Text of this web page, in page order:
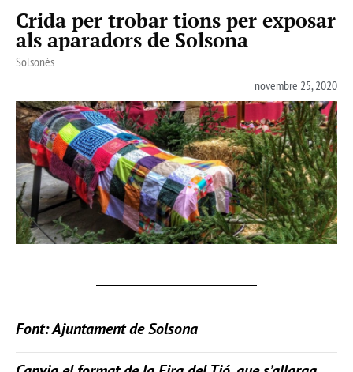
Crida per trobar tions per exposar
als aparadors de Solsona
Solsonès
novembre 25, 2020
Font: Ajuntament de Solsona